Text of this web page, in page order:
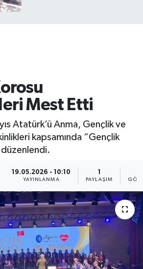
Mest Etti
Atatürk’ü Anma, Gençlik ve
kapsamında “Gençlik
19.05.2026 - 10:10
YAYINLANMA
1
PAYLAŞIM